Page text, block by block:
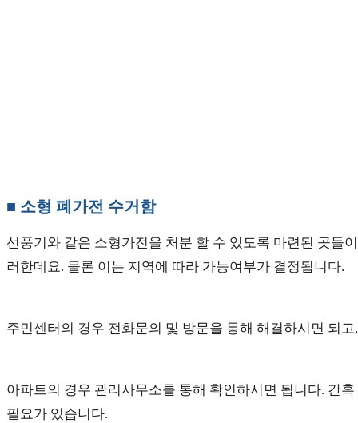
■ 소형 폐가전 수거함
선풍기와 같은 소형가전을 처분 할 수 있도록 마련된 곳들
러한데요. 물론 이는 지역에 따라 가능여부가 결정됩니다.
주민센터의 경우 전화문의 및 방문을 통해 해결하시면 되
아파트의 경우 관리사무소를 통해 확인하시면 됩니다. 간
필요가 있습니다.